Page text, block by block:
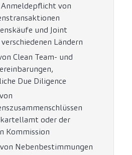
von
und Joint
Ländern
Clean Team- und
Due Diligence
oder der
Kommission
Nebenbestimmungen